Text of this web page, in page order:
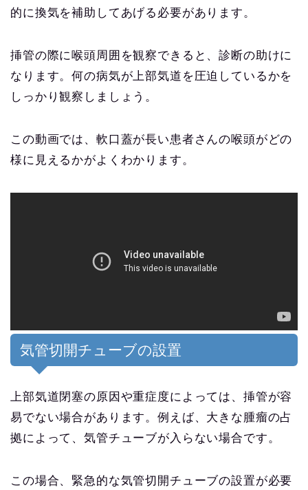
的に換気を補助してあげる必要があります。
挿管の際に喉頭周囲を観察できると、診断の助けに
なります。何の病気が上部気道を圧迫しているかを
しっかり観察しましょう。
この動画では、軟口蓋が長い患者さんの喉頭がどの
様に見えるかがよくわかります。
気管切開チューブの設置
上部気道閉塞の原因や重症度によっては、挿管が容
易でない場合があります。例えば、大きな腫瘤の占
拠によって、気管チューブが入らない場合です。
この場合、緊急的な気管切開チューブの設置が必要